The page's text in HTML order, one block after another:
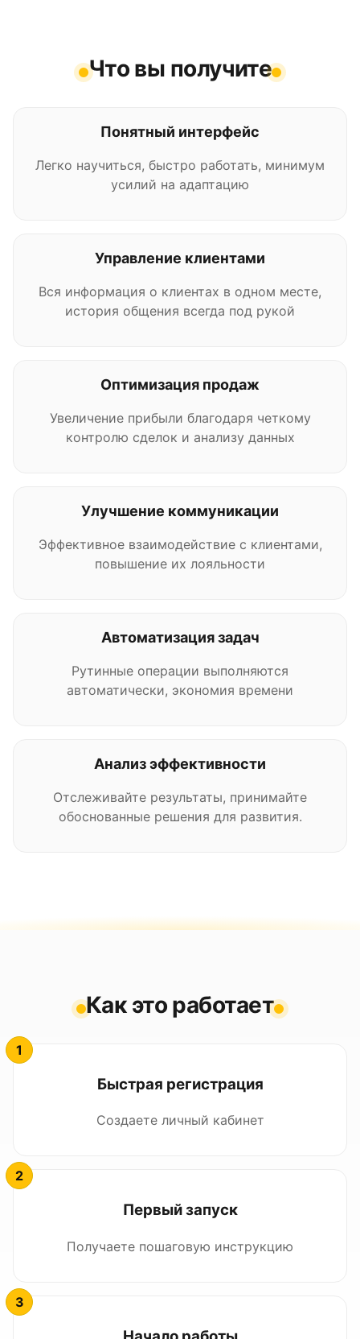
Что вы получите
Понятный интерфейс
Легко научиться, быстро работать, минимум
усилий на адаптацию
Управление клиентами
Вся информация о клиентах в одном месте,
история общения всегда под рукой
Оптимизация продаж
Увеличение прибыли благодаря четкому
контролю сделок и анализу данных
Улучшение коммуникации
Эффективное взаимодействие с клиентами,
повышение их лояльности
Автоматизация задач
Рутинные операции выполняются
автоматически, экономия времени
Анализ эффективности
Отслеживайте результаты, принимайте
обоснованные решения для развития.
Как это работает
Быстрая регистрация
Создаете личный кабинет
Первый запуск
Получаете пошаговую инструкцию